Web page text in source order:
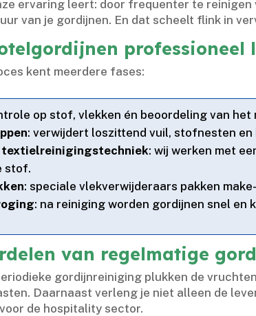
ervaring leert: door frequenter te
van je gordijnen.​ En dat scheelt flink in
professioneel
kent meerdere fases:
op stof, vlekken én beoordeling van
: verwijdert loszittend vuil, stofnesten en
: wij werken met
stof.​
: speciale vlekverwijderaars pakken
: na reiniging worden gordijnen snel
van regelmatige
gordijnreiniging plukken de
Daarnaast verleng je niet alleen de
de hospitality sector.​